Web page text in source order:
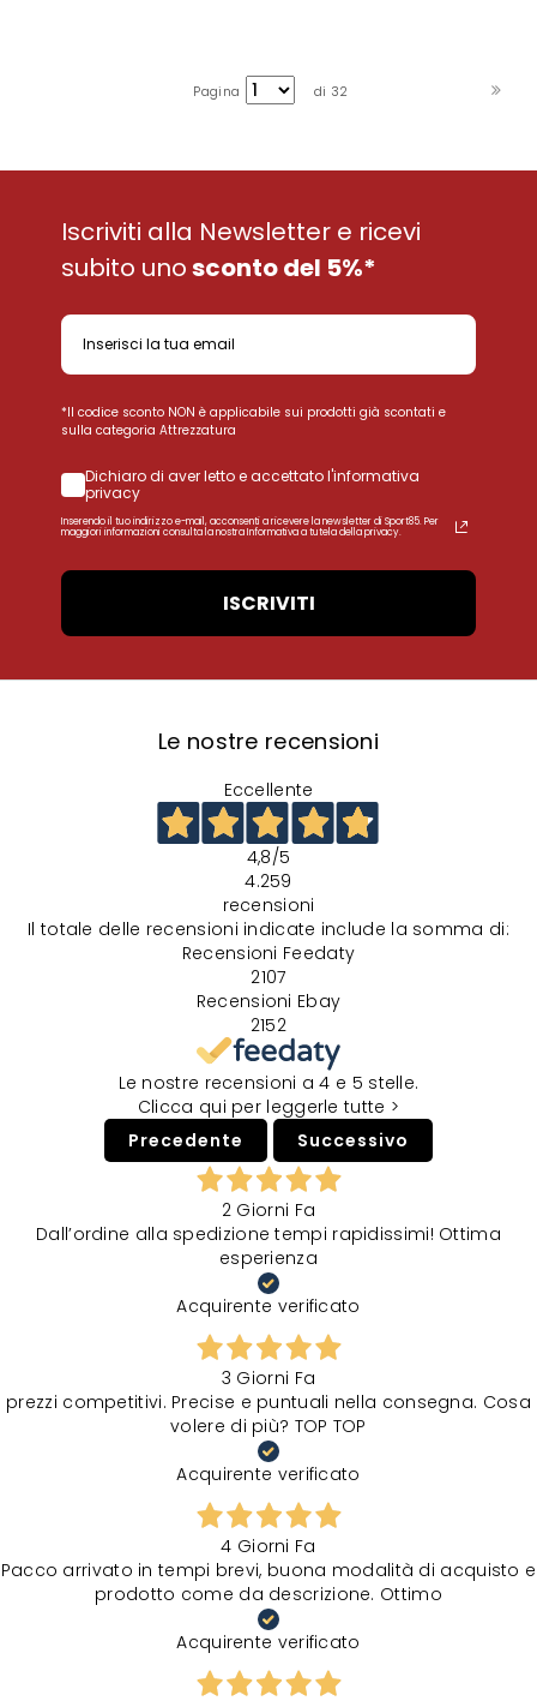
Pagina di 32
Iscriviti alla Newsletter e ricevi
subito unosconto del 5%*
*Il codice sconto NON è applicabile sui prodotti già scontati e
sulla categoria Attrezzatura
Dichiaro di aver letto e accettato l'informativa
privacy
Inserendo il tuo indirizzo e-mail, acconsenti a ricevere la newsletter di Sport85. Per
maggiori informazioni consulta la nostra Informativa a tutela della privacy.
ISCRIVITI
Le nostre recensioni
Eccellente
4,8/5
4.259
recensioni
Il totale delle recensioni indicate include la somma di:
Recensioni Feedaty
2107
Recensioni Ebay
2152
Le nostre recensioni a 4 e 5 stelle.
Clicca qui per leggerle tutte >
Precedente
Successivo
2 Giorni Fa
Dall’ordine alla spedizione tempi rapidissimi! Ottima
esperienza
Acquirente verificato
3 Giorni Fa
prezzi competitivi. Precise e puntuali nella consegna. Cosa
volere di più? TOP TOP
Acquirente verificato
4 Giorni Fa
Pacco arrivato in tempi brevi, buona modalità di acquisto e
prodotto come da descrizione. Ottimo
Acquirente verificato